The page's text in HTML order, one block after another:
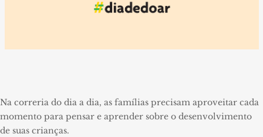
Na correria do dia a dia, as famílias precisam aproveitar cada
momento para pensar e aprender sobre o desenvolvimento
de suas crianças.